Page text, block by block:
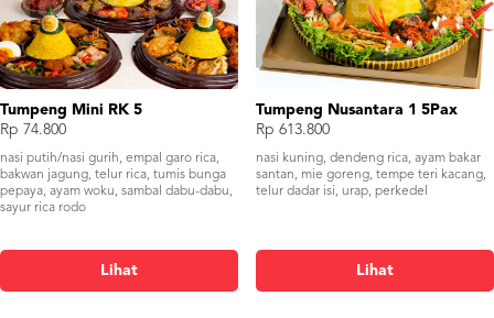
Tumpeng Mini RK 5
Rp 74.800
nasi putih/nasi gurih, empal garo rica,
bakwan jagung, telur rica, tumis bunga
pepaya, ayam woku, sambal dabu-dabu,
sayur rica rodo
Lihat
Tumpeng Nusantara 1 5Pax
Rp 613.800
nasi kuning, dendeng rica, ayam bakar
santan, mie goreng, tempe teri kacang,
telur dadar isi, urap, perkedel
Lihat